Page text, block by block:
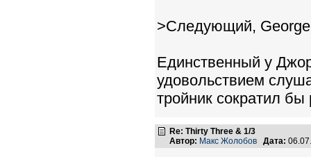
>Следующий,
Единственный у
удовольствием
тройник сократил
Re: Thirty Three & 1/3
Автор: Макс Жолобов Дата: